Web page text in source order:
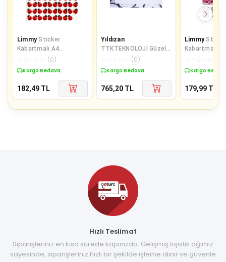
Limmy Sticker
Kabartmalı A4
boyutunda Stiker
(0)
Kargo Bedava
182,49 TL
Yıldızan
TTKTEKNOLOJİ Güzel
günlerde kullanın, yazılı
(0)
Kargo Bedava
765,20 TL
Limmy
Kabartmalı
Kargo
179,99 TL
Hızlı Teslimat
Siparişleriniz en kısa sürede kapınızda. Gelişmiş lojistik ağımız
sayesinde, siparişleriniz hızlı bir şekilde işleme alınır ve güvenle